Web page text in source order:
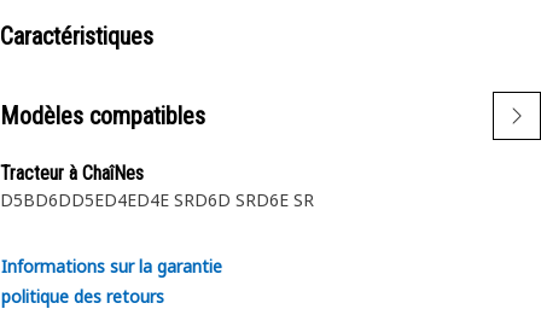
Caractéristiques
Modèles compatibles
Tracteur à ChaîNes
D5BD6DD5ED4ED4E SRD6D SRD6E SR
Informations sur la garantie
politique des retours